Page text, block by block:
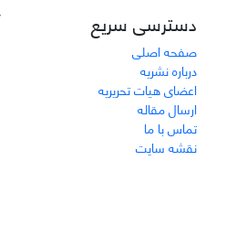
دسترسی سریع
صفحه اصلی
درباره نشریه
اعضای هیات تحریریه
ارسال مقاله
تماس با ما
نقشه سایت